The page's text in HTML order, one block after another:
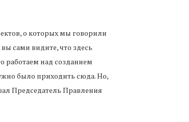
о которых мы говорили
сами видите, что здесь
работаем над созданием
было приходить сюда. Но,
Председатель Правления